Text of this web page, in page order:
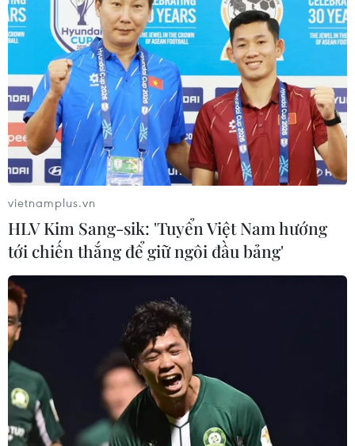
vietnamplus.vn
HLV Kim Sang-sik: 'Tuyển Việt Nam hướng
tới chiến thắng để giữ ngôi đầu bảng'